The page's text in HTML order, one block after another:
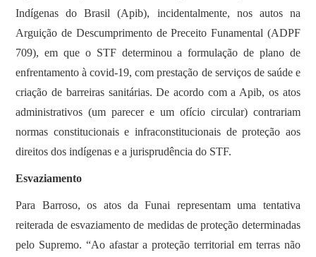
Indígenas do Brasil (Apib), incidentalmente, nos autos na
Arguição de Descumprimento de Preceito Funamental (ADPF
709), em que o STF determinou a formulação de plano de
enfrentamento à covid-19, com prestação de serviços de saúde e
criação de barreiras sanitárias. De acordo com a Apib, os atos
administrativos (um parecer e um ofício circular) contrariam
normas constitucionais e infraconstitucionais de proteção aos
direitos dos indígenas e a jurisprudência do STF.
Esvaziamento
Para Barroso, os atos da Funai representam uma tentativa
reiterada de esvaziamento de medidas de proteção determinadas
pelo Supremo. “Ao afastar a proteção territorial em terras não